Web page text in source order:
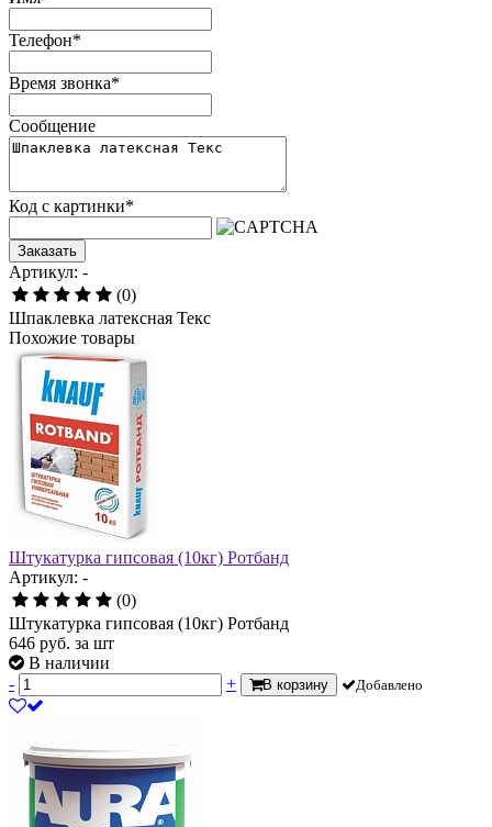
Телефон*
Время звонка*
Сообщение
Код с картинки*
Заказать
Артикул: -
(0)
Шпаклевка латексная Текс
Похожие товары
Штукатурка гипсовая (10кг) Ротбанд
Артикул: -
(0)
Штукатурка гипсовая (10кг) Ротбанд
646 руб. за шт
В наличии
-
+ В корзину Добавлено